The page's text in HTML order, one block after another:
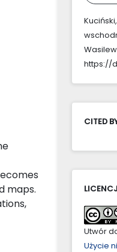
maps.
https://
CITED
Utwór
Użycie